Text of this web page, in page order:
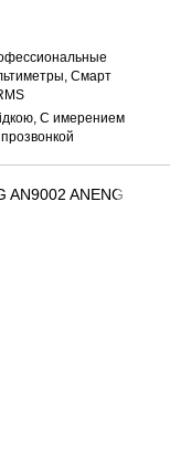
Смарт
С имерением